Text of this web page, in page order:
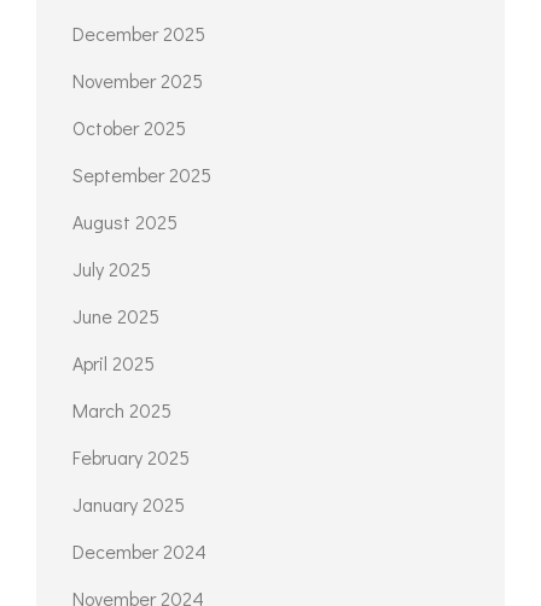
December 2025
November 2025
October 2025
September 2025
August 2025
July 2025
June 2025
April 2025
March 2025
February 2025
January 2025
December 2024
November 2024